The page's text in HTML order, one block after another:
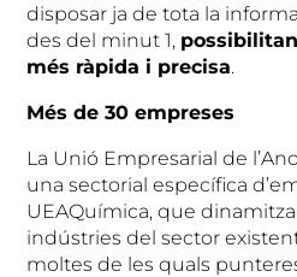
disposar ja de tota la
des del minut 1,
més ràpida i precisa.
Més de 30 empreses
La Unió Empresarial de
una sectorial específica
UEAQuímica, que
indústries del sector
moltes de les quals